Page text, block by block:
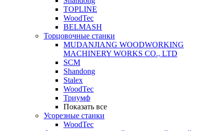
TOPLINE
WoodTec
BELMASH
Торцовочные станки
MUDANJIANG WOODWORKING
MACHINERY WORKS CO., LTD
SCM
Shandong
Stalex
WoodTec
Триумф
Показать все
Усорезные станки
WoodTec